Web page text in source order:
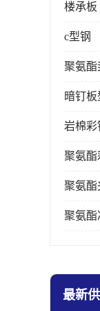
楼承板
c型钢
聚氨酯
暗钉板
岩棉彩
聚氨酯
聚氨酯
聚氨酯
最新